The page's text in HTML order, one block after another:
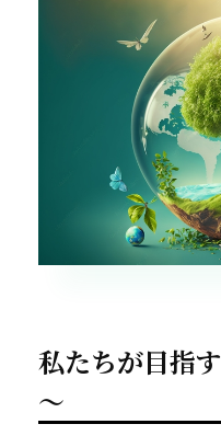
私たちが目指
～